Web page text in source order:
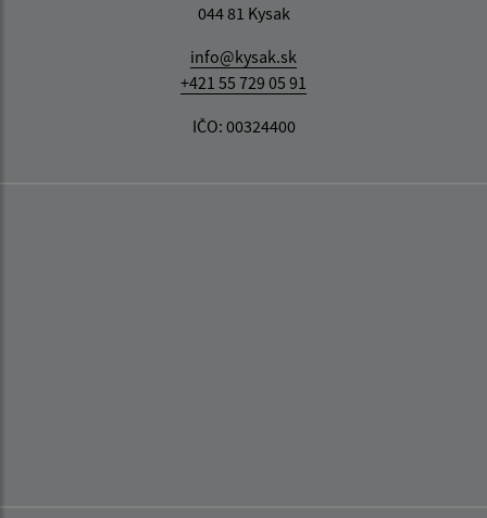
044 81 Kysak
info@kysak.sk
+421 55 729 05 91
IČO: 00324400